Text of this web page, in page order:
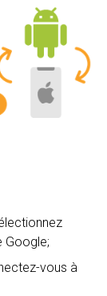
Google;
vous à